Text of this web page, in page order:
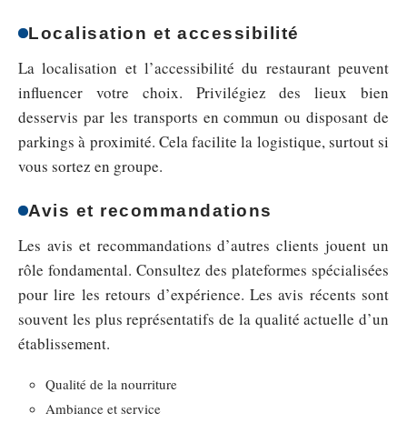
Localisation et accessibilité
La localisation et l’accessibilité du restaurant peuvent
influencer votre choix. Privilégiez des lieux bien
desservis par les transports en commun ou disposant de
parkings à proximité. Cela facilite la logistique, surtout si
vous sortez en groupe.
Avis et recommandations
Les avis et recommandations d’autres clients jouent un
rôle fondamental. Consultez des plateformes spécialisées
pour lire les retours d’expérience. Les avis récents sont
souvent les plus représentatifs de la qualité actuelle d’un
établissement.
Qualité de la nourriture
Ambiance et service